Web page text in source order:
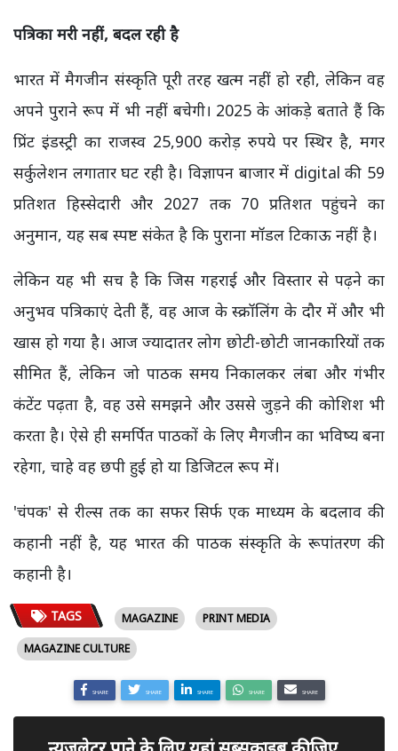
पत्रिका मरी नहीं, बदल रही है
भारत में मैगजीन संस्कृति पूरी तरह खत्म नहीं हो रही, लेकिन वह
अपने पुराने रूप में भी नहीं बचेगी। 2025 के आंकड़े बताते हैं कि
प्रिंट इंडस्ट्री का राजस्व 25,900 करोड़ रुपये पर स्थिर है, मगर
सर्कुलेशन लगातार घट रही है। विज्ञापन बाजार में digital की 59
प्रतिशत हिस्सेदारी और 2027 तक 70 प्रतिशत पहुंचने का
अनुमान, यह सब स्पष्ट संकेत है कि पुराना मॉडल टिकाऊ नहीं है।
लेकिन यह भी सच है कि जिस गहराई और विस्तार से पढ़ने का
अनुभव पत्रिकाएं देती हैं, वह आज के स्क्रॉलिंग के दौर में और भी
खास हो गया है। आज ज्यादातर लोग छोटी-छोटी जानकारियों तक
सीमित हैं, लेकिन जो पाठक समय निकालकर लंबा और गंभीर
कंटेंट पढ़ता है, वह उसे समझने और उससे जुड़ने की कोशिश भी
करता है। ऐसे ही समर्पित पाठकों के लिए मैगजीन का भविष्य बना
रहेगा, चाहे वह छपी हुई हो या डिजिटल रूप में।
'चंपक' से रील्स तक का सफर सिर्फ एक माध्यम के बदलाव की
कहानी नहीं है, यह भारत की पाठक संस्कृति के रूपांतरण की
कहानी है।
TAGS MAGAZINE
PRINT MEDIA
MAGAZINE CULTURE
SHARE SHARE SHARE SHARE SHARE